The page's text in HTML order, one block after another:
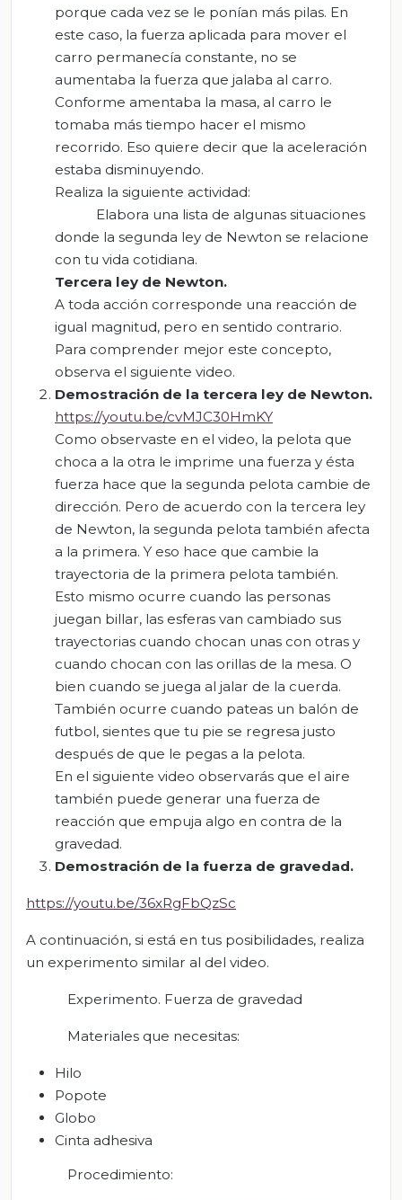
porque cada vez se le ponían más pilas. En
este caso, la fuerza aplicada para mover el
carro permanecía constante, no se
aumentaba la fuerza que jalaba al carro.
Conforme amentaba la masa, al carro le
tomaba más tiempo hacer el mismo
recorrido. Eso quiere decir que la aceleración
estaba disminuyendo.
Realiza la siguiente actividad:
Elabora una lista de algunas situaciones
donde la segunda ley de Newton se relacione
con tu vida cotidiana.
Tercera ley de Newton.
A toda acción corresponde una reacción de
igual magnitud, pero en sentido contrario.
Para comprender mejor este concepto,
observa el siguiente video.
Demostración de la tercera ley de Newton.
https://youtu.be/cvMJC30HmKY
Como observaste en el video, la pelota que
choca a la otra le imprime una fuerza y ésta
fuerza hace que la segunda pelota cambie de
dirección. Pero de acuerdo con la tercera ley
de Newton, la segunda pelota también afecta
a la primera. Y eso hace que cambie la
trayectoria de la primera pelota también.
Esto mismo ocurre cuando las personas
juegan billar, las esferas van cambiado sus
trayectorias cuando chocan unas con otras y
cuando chocan con las orillas de la mesa. O
bien cuando se juega al jalar de la cuerda.
También ocurre cuando pateas un balón de
futbol, sientes que tu pie se regresa justo
después de que le pegas a la pelota.
En el siguiente video observarás que el aire
también puede generar una fuerza de
reacción que empuja algo en contra de la
gravedad.
Demostración de la fuerza de gravedad.
https://youtu.be/36xRgFbQzSc
A continuación, si está en tus posibilidades, realiza
un experimento similar al del video.
Experimento. Fuerza de gravedad
Materiales que necesitas:
Hilo
Popote
Globo
Cinta adhesiva
Procedimiento: